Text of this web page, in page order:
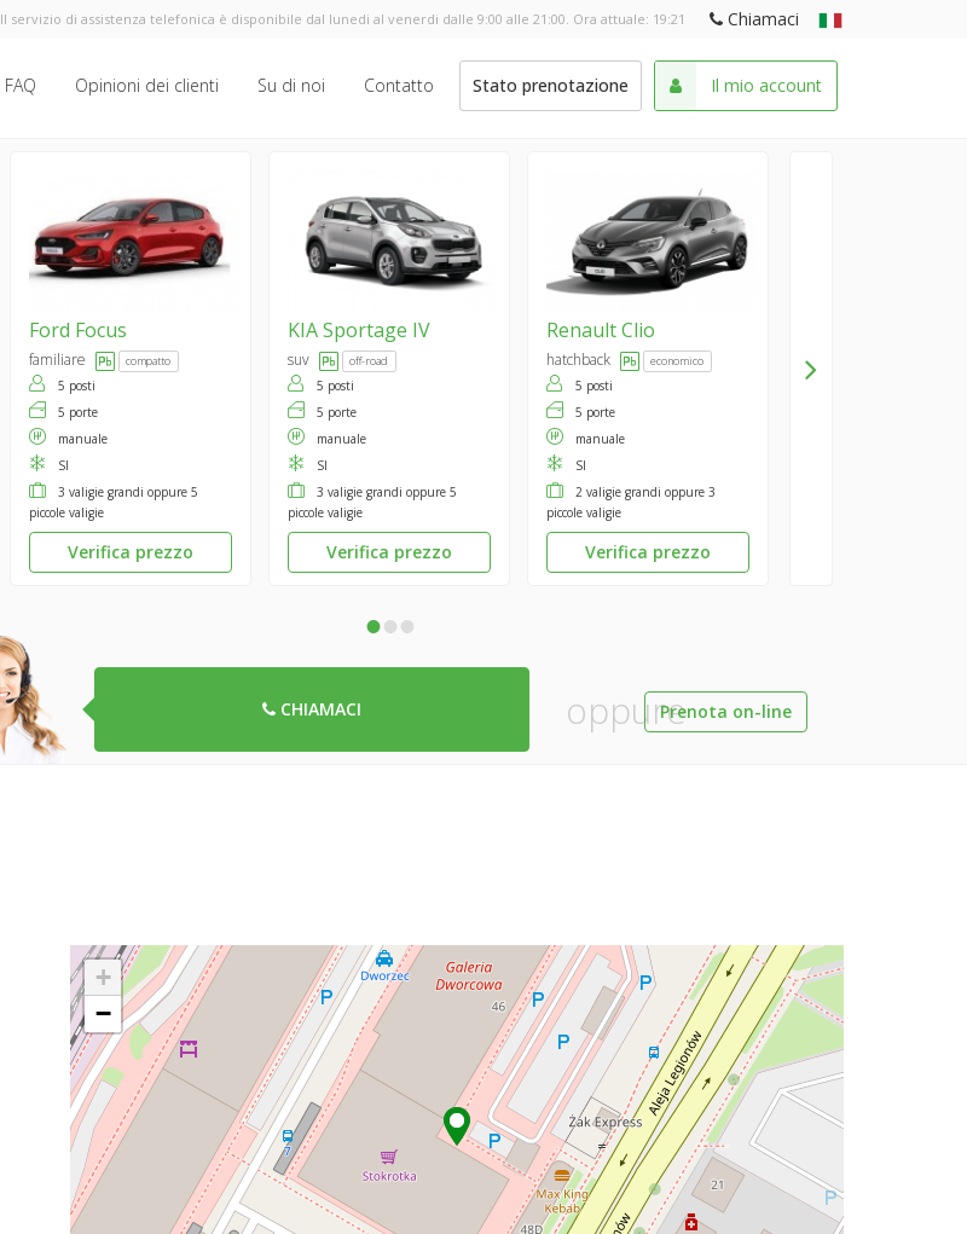
Il servizio di assistenza telefonica è disponibile dal lunedi al venerdi dalle 9:00 alle 21:00. Ora attuale: 19:21 Chiamaci
FAQ Opinioni dei clienti Su di noi Contatto Stato prenotazione Il mio account
Ford Focus
familiare compatto
5 posti
5 porte
manuale
SI
3 valigie grandi oppure 5
piccole valigie
Verifica prezzo
KIASportage IV
suv off-road
5 posti
5 porte
manuale
SI
3 valigie grandi oppure 5
piccole valigie
Verifica prezzo
RenaultClio
hatchback economico
5 posti
5 porte
manuale
SI
2 valigie grandi oppure 3
piccole valigie
Verifica prezzo
•••
CHIAMACI oppurePrenota on-line
+
−